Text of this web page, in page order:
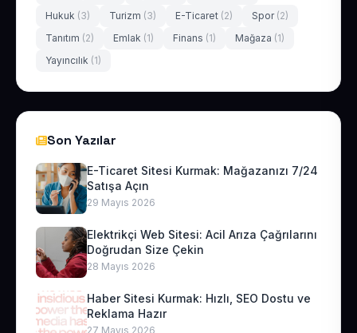
Hukuk (3) Turizm (3) E-Ticaret (2) Spor (2)
Tanıtım (2) Emlak (1) Finans (1) Mağaza (1)
Yayıncılık (1)
Son Yazılar
E-Ticaret Sitesi Kurmak: Mağazanızı 7/24
Satışa Açın
29 Mayıs 2026
Elektrikçi Web Sitesi: Acil Arıza Çağrılarını
Doğrudan Size Çekin
28 Mayıs 2026
Haber Sitesi Kurmak: Hızlı, SEO Dostu ve
Reklama Hazır
27 Mayıs 2026